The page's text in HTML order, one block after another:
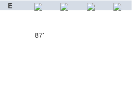
Έ
87'